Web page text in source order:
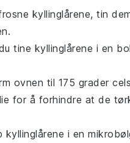
kyllinglårene, tin
tine kyllinglårene i en
ovnen til 175 grader
for å forhindre at de
kyllinglårene i en